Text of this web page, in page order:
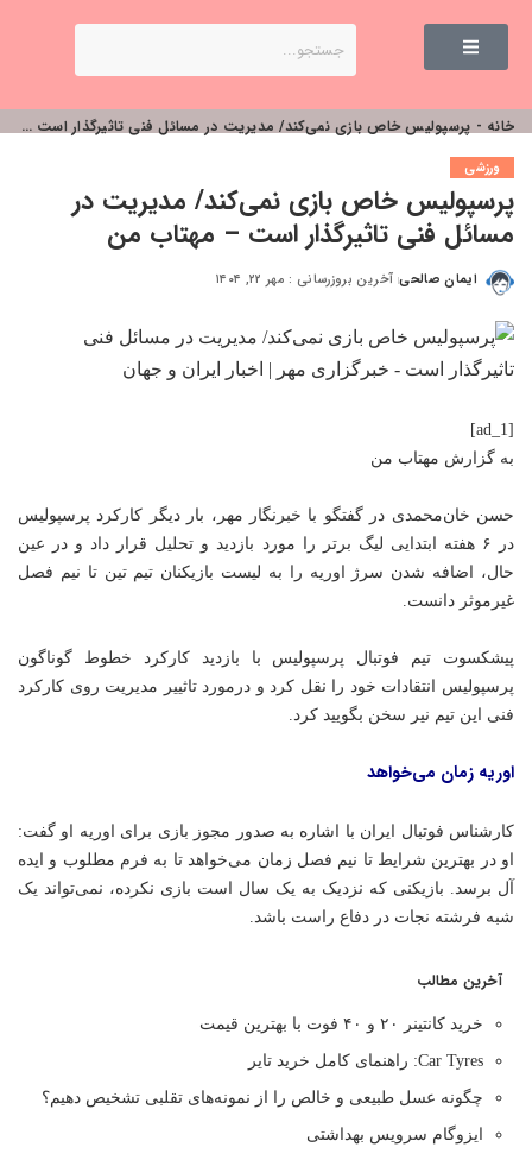
خانه - پرسپولیس خاص بازی نمی‌کند/ مدیریت در مسائل فنی تاثیرگذار است – مهتاب من
ورزشی
پرسپولیس خاص بازی نمی‌کند/ مدیریت در
مسائل فنی تاثیرگذار است – مهتاب من
ایمان صالحی آخرین بروزرسانی : مهر ۲۲, ۱۴۰۴
[ad_1]
به گزارش مهتاب من
حسن خان‌محمدی در گفتگو با خبرنگار مهر، بار دیگر کارکرد پرسپولیس
در ۶ هفته ابتدایی لیگ برتر را مورد بازدید و تحلیل قرار داد و در عین
حال، اضافه شدن سرژ اوریه را به لیست بازیکنان تیم تین تا نیم فصل
غیرموثر دانست.
پیشکسوت تیم فوتبال پرسپولیس با بازدید کارکرد خطوط گوناگون
پرسپولیس انتقادات خود را نقل کرد و درمورد تاثییر مدیریت روی کارکرد
فنی این تیم نیر سخن بگویید کرد.
اوریه زمان می‌خواهد
کارشناس فوتبال ایران با اشاره به صدور مجوز بازی برای اوریه او گفت:
او در بهترین شرایط تا نیم فصل زمان می‌خواهد تا به فرم مطلوب و ایده
آل برسد. بازیکنی که نزدیک به یک سال است بازی نکرده، نمی‌تواند یک
شبه فرشته نجات در دفاع راست باشد.
آخرین مطالب
خرید کانتینر ۲۰ و ۴۰ فوت با بهترین قیمت
Car Tyres: راهنمای کامل خرید تایر
چگونه عسل طبیعی و خالص را از نمونه‌های تقلبی تشخیص دهیم؟
ایزوگام سرویس بهداشتی